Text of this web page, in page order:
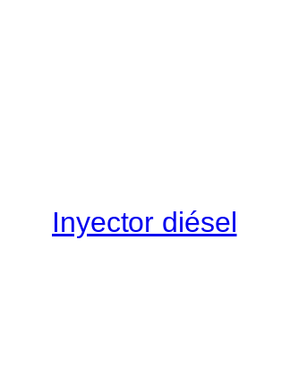
Inyector diésel